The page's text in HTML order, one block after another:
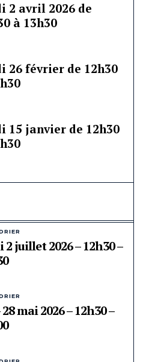
2 avril 2026 de
à 13h30
26 février de 12h30
15 janvier de 12h30
2 juillet 2026 – 12h30 –
28 mai 2026 – 12h30 –